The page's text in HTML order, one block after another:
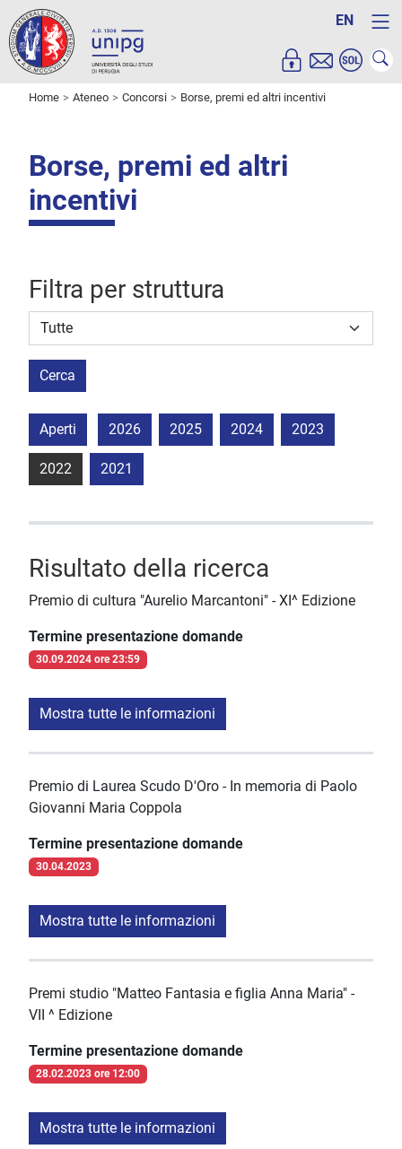
EN
Home Ateneo Concorsi Borse, premi ed altri incentivi
Borse, premi ed altri
incentivi
Filtra per struttura
Struttura stipulante
Cerca
Aperti 2026 2025 2024 2023
2022 2021
Risultato della ricerca
Premio di cultura "Aurelio Marcantoni" - XI^ Edizione
Termine presentazione domande
30.09.2024 ore 23:59
Mostra tutte le informazioni
Premio di Laurea Scudo D'Oro - In memoria di Paolo
Giovanni Maria Coppola
Termine presentazione domande
30.04.2023
Mostra tutte le informazioni
Premi studio "Matteo Fantasia e figlia Anna Maria" -
VII ^ Edizione
Termine presentazione domande
28.02.2023 ore 12:00
Mostra tutte le informazioni